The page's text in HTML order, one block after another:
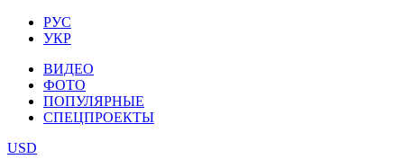
РУС
УКР
ВИДЕО
ФОТО
ПОПУЛЯРНЫЕ
СПЕЦПРОЕКТЫ
USD